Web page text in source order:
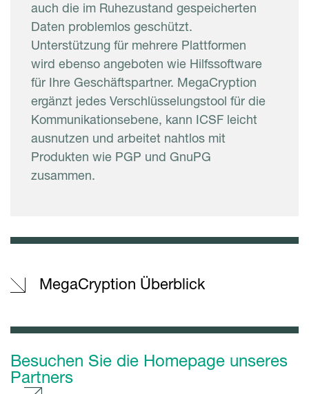
auch die im Ruhezustand gespeicherten
Daten problemlos geschützt.
Unterstützung für mehrere Plattformen
wird ebenso angeboten wie Hilfssoftware
für Ihre Geschäftspartner. MegaCryption
ergänzt jedes Verschlüsselungstool für die
Kommunikationsebene, kann ICSF leicht
ausnutzen und arbeitet nahtlos mit
Produkten wie PGP und GnuPG
zusammen.
MegaCryption Überblick
Besuchen Sie die Homepage unseres
Partners